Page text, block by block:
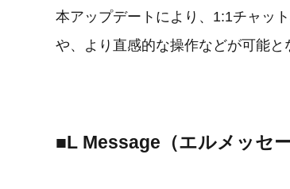
本アップデートにより、1:1チャッ
や、より直感的な操作などが可能と
■L Message（エルメッセ